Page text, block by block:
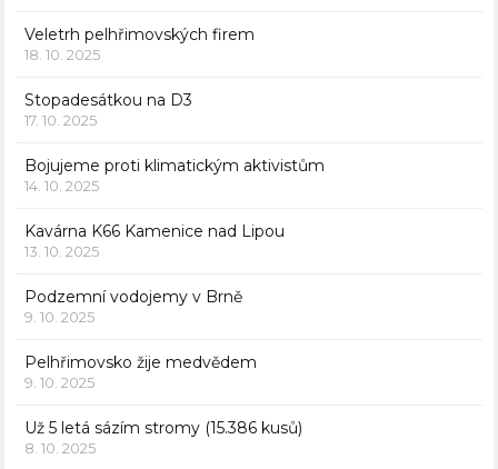
Veletrh pelhřimovských firem
18. 10. 2025
Stopadesátkou na D3
17. 10. 2025
Bojujeme proti klimatickým aktivistům
14. 10. 2025
Kavárna K66 Kamenice nad Lipou
13. 10. 2025
Podzemní vodojemy v Brně
9. 10. 2025
Pelhřimovsko žije medvědem
9. 10. 2025
Už 5 letá sázím stromy (15.386 kusů)
8. 10. 2025